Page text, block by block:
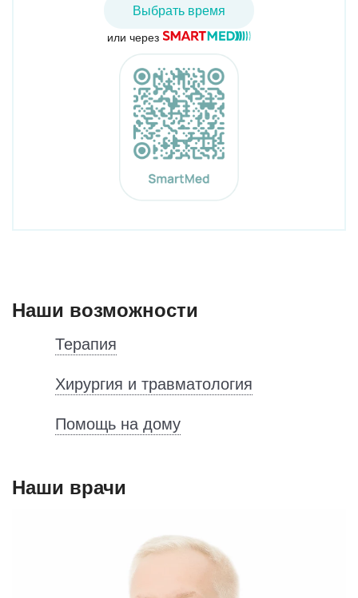
Выбрать время
или через
Наши возможности
Терапия
Хирургия и травматология
Помощь на дому
Наши врачи